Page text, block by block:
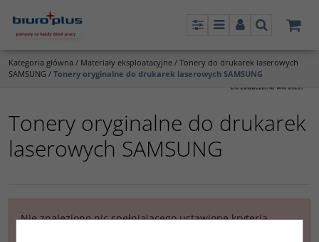
PanelMenuPanelSzukaj
Kategoria główna / Materiały eksploatacyjne / Tonery do drukarek laserowych
SAMSUNG / Tonery oryginalne do drukarek laserowych SAMSUNG
Tonery oryginalne do drukarek
laserowych SAMSUNG
Nie znaleziono nic spełniającego ustawione kryteria